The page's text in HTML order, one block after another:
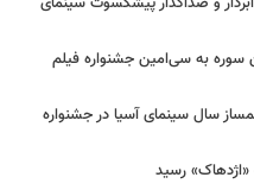
انیمیشن سوره به سی‌امین جشنواره فیلم
سال سینمای آسیا در جشنواره
«اژدهاک» رسید